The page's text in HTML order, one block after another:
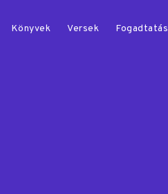
Könyvek Versek Fogadtatás